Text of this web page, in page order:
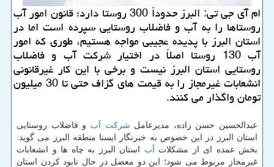
ام آی جی تی: البرز حدوداً 300 روستا دارد؛ قانون امور آب
روستاها را به آب و فاضلاب روستایی سپرده است اما در
استان البرز با پدیده عجیبی مواجه هستیم، طوری كه امور
آب 130 روستا اصلاً در اختیار شركت آب و فاضلاب
روستایی استان البرز نیست و برخی با این كار غیرقانونی
انشعابات غیرمجاز را به قیمت های گزاف حتی تا 30 میلیون
تومان واگذار می كنند.
عبدالحسین حسن زاده، مدیرعامل شركت آب و فاضلاب روستایی
استان البرز در این خصوص به خبرنگار ایسنا منطقه البرز می گوید:
بخش عمده ای از مشكلات آب استان البرز به چاه ها و انشعابات
غیرمجاز مربوط می شود؛ این دو معضل در حال نابود كردن استان